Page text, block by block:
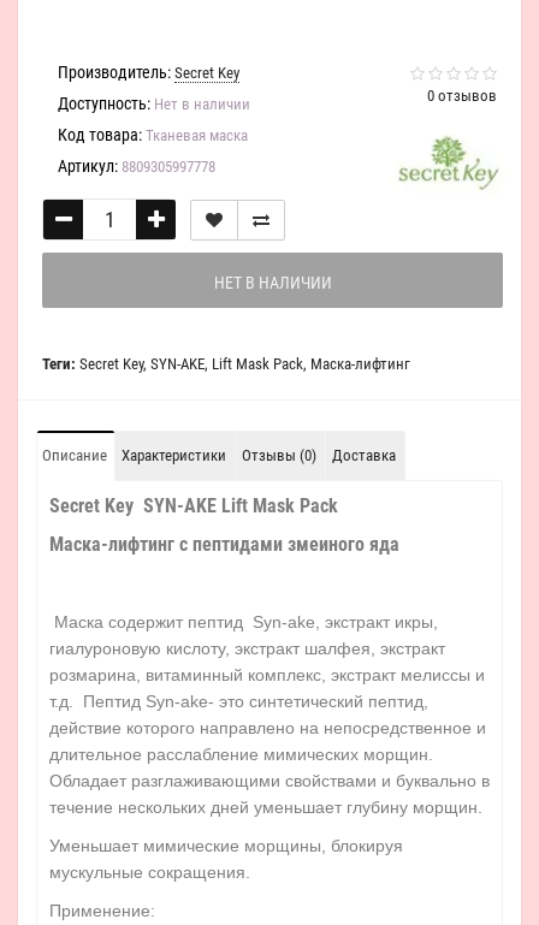
0 отзывов
Производитель: Secret Key
Доступность: Нет в наличии
Код товара: Тканевая маска
Артикул: 8809305997778
НЕТ В НАЛИЧИИ
Теги: Secret Key, SYN-AKE, Lift Mask Pack, Маска-лифтинг
Описание Характеристики Отзывы (0) Доставка
Secret Key SYN-AKE Lift Mask Pack
Маска-лифтинг с пептидами змеиного яда
Маска содержит пептид Syn-ake, экстракт икры,
гиалуроновую кислоту, экстракт шалфея, экстракт
розмарина, витаминный комплекс, экстракт мелиссы и
т.д. Пептид Syn-ake- это синтетический пептид,
действие которого направлено на непосредственное и
длительное расслабление мимических морщин.
Обладает разглаживающими свойствами и буквально в
течение нескольких дней уменьшает глубину морщин.
Уменьшает мимические морщины, блокируя
мускульные сокращения.
Применение: